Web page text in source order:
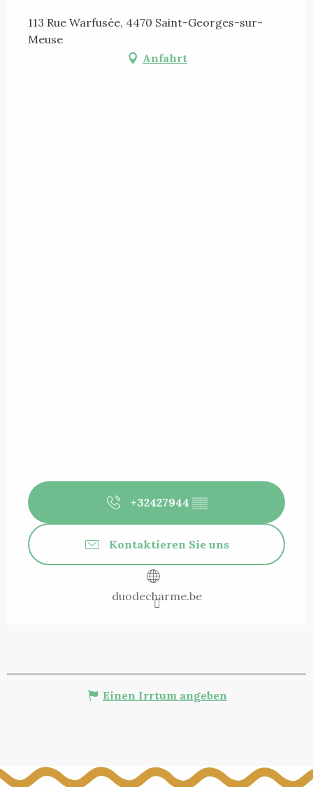
113 Rue Warfusée, 4470 Saint-Georges-sur-
Meuse
Anfahrt
+32427944 ▒▒
Kontaktieren Sie uns
duodecharme.be
Einen Irrtum angeben